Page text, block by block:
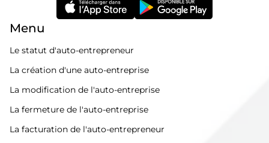
Menu
Le statut d'auto-entrepreneur
La création d'une auto-entreprise
La modification de l'auto-entreprise
La fermeture de l'auto-entreprise
La facturation de l'auto-entrepreneur